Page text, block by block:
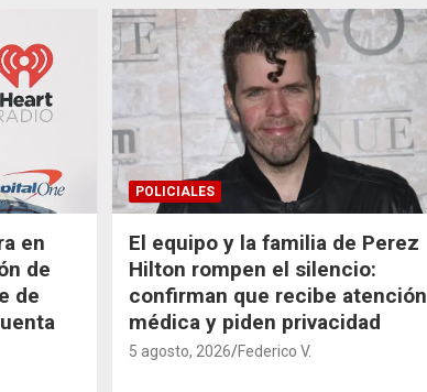
en
de
de
POLICIALES
El equipo y la familia de Perez
Hilton rompen el silencio:
confirman que recibe atención
médica y piden privacidad
5 agosto, 2026 Federico V.